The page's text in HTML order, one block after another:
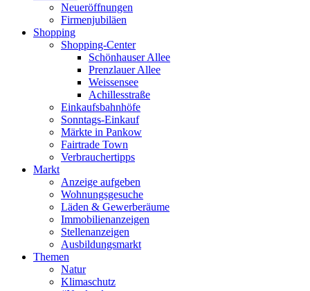
Neueröffnungen
Firmenjubiläen
Shopping
Shopping-Center
Schönhauser Allee
Prenzlauer Allee
Weissensee
Achillesstraße
Einkaufsbahnhöfe
Sonntags-Einkauf
Märkte in Pankow
Fairtrade Town
Verbrauchertipps
Markt
Anzeige aufgeben
Wohnungsgesuche
Läden & Gewerberäume
Immobilienanzeigen
Stellenanzeigen
Ausbildungsmarkt
Themen
Natur
Klimaschutz